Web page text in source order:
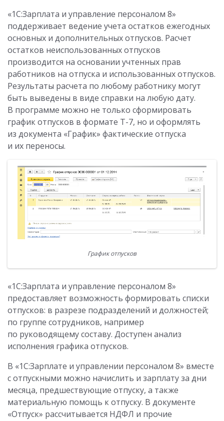
«1С:Зарплата и управление персоналом 8»
поддерживает ведение учета остатков ежегодных
основных и дополнительных отпусков. Расчет
остатков неиспользованных отпусков
производится на основании учтенных прав
работников на отпуска и использованных отпусков.
Результаты расчета по любому работнику могут
быть выведены в виде справки на любую дату.
В программе можно не только сформировать
график отпусков в формате Т-7, но и оформлять
из документа «График» фактические отпуска
и их переносы.
График отпусков
«1С:Зарплата и управление персоналом 8»
предоставляет возможность формировать списки
отпусков: в разрезе подразделений и должностей;
по группе сотрудников, например
по руководящему составу. Доступен анализ
исполнения графика отпусков.
В «1С:Зарплате и управлении персоналом 8» вместе
с отпускными можно начислить и зарплату за дни
месяца, предшествующие отпуску, а также
материальную помощь к отпуску. В документе
«Отпуск» рассчитывается НДФЛ и прочие